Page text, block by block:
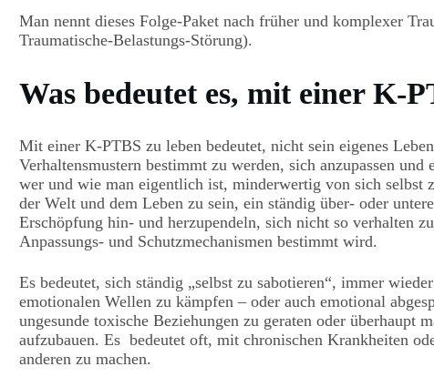
Man nennt dieses Folge-Paket nach früher und komplexer
Traumatische-Belastungs-Störung).
Was bedeutet es, mit einer K-
Mit einer K-PTBS zu leben bedeutet, nicht sein eigenes
Verhaltensmustern bestimmt zu werden, sich anzupassen
wer und wie man eigentlich ist, minderwertig von sich selbst
der Welt und dem Leben zu sein, ein ständig über- oder
Erschöpfung hin- und herzupendeln, sich nicht so verhalten
Anpassungs- und Schutzmechanismen bestimmt wird.
Es bedeutet, sich ständig „selbst zu sabotieren“, immer
emotionalen Wellen zu kämpfen – oder auch emotional
ungesunde toxische Beziehungen zu geraten oder überhaupt
aufzubauen. Es bedeutet oft, mit chronischen Krankheiten
anderen zu machen.